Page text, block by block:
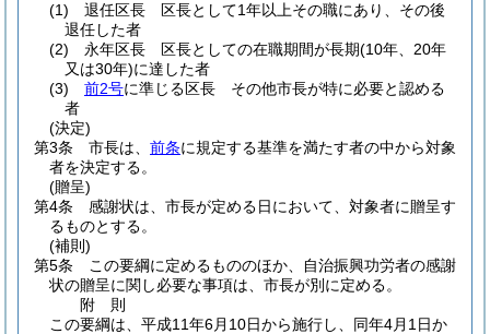
(1)
退任区長 区長として1年以上その職にあり、その後
退任した者
(2)
永年区長 区長としての在職期間が長期(10年、20年
又は30年)に達した者
(3)
前2号に準じる区長 その他市長が特に必要と認める
者
(決定)
第3条
市長は、 前条に規定する基準を満たす者の中から対象
者を決定する。
(贈呈)
第4条
感謝状は、市長が定める日において、対象者に贈呈す
るものとする。
(補則)
第5条
この要綱に定めるもののほか、自治振興功労者の感謝
状の贈呈に関し必要な事項は、市長が別に定める。
附 則
この要綱は、平成11年6月10日から施行し、同年4月1日か